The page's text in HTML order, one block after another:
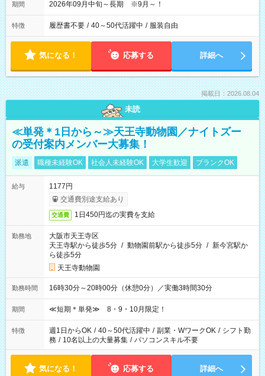
期間 2026年09月中旬～長期 ※9月～！
特徴 履歴書不要 / 40～50代活躍中 / 服装自由
気になる！ 応募する 詳細へ
掲載日：2026.08.04
未読
≪単発＊1日から～≫天王寺動物園／ナイトズー
の受付案内メンバー大募集！
派遣 職種未経験OK 社会人未経験OK 大学生歓迎 ブランクOK
給与
1177円
交通費別途支給あり
交通費 1日450円迄の実費を支給
勤務地
大阪市天王寺区
天王寺駅から徒歩5分 / 動物園前駅から徒歩5分 / 新今宮駅か
ら徒歩5分
天王寺動物園
勤務時間 16時30分～20時00分（休憩0分）／実働3時間30分
期間 ≪短期＊単発≫ 8・9・10月限定！
特徴 週1日からOK / 40～50代活躍中 / 副業・WワークOK / シフト勤
務 / 10名以上の大量募集 / パソコンスキル不要
気になる！ 応募する 詳細へ